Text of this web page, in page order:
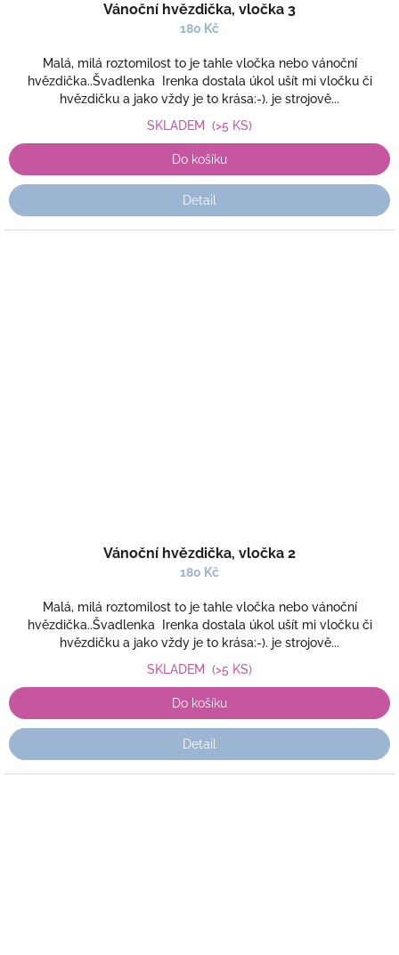
Vánoční hvězdička, vločka 3
180 Kč
Malá, milá roztomilost to je tahle vločka nebo vánoční
hvězdička..Švadlenka Irenka dostala úkol ušít mi vločku či
hvězdičku a jako vždy je to krása:-). je strojově...
SKLADEM (>5 KS)
Do košíku
Detail
Vánoční hvězdička, vločka 2
180 Kč
Malá, milá roztomilost to je tahle vločka nebo vánoční
hvězdička..Švadlenka Irenka dostala úkol ušít mi vločku či
hvězdičku a jako vždy je to krása:-). je strojově...
SKLADEM (>5 KS)
Do košíku
Detail